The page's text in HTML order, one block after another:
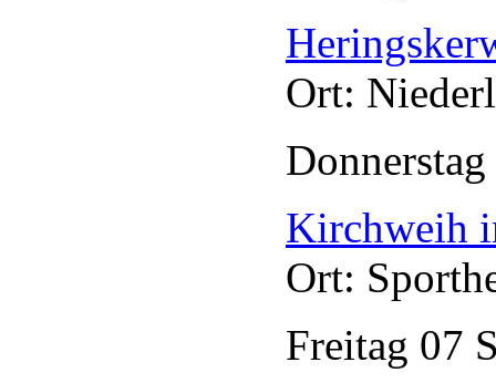
Ort:
Donnerstag
Kirchweih
Ort:
Freitag 07